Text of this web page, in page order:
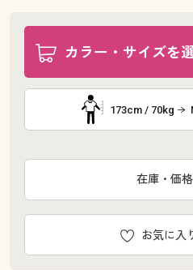
カラー・サイズを
173cm / 70kg
お気に入
在庫・価